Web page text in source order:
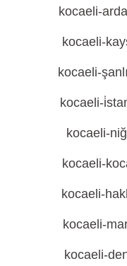
kocaeli-
kocaeli-
kocaeli-
kocaeli-
kocaeli-
kocaeli-
kocaeli-
kocaeli-
kocaeli-